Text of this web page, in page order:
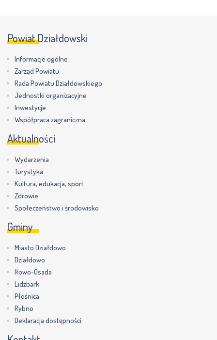
Powiat Działdowski
Informacje ogólne
Zarząd Powiatu
Rada Powiatu Działdowskiego
Jednostki organizacyjne
Inwestycje
Współpraca zagraniczna
Aktualności
Wydarzenia
Turystyka
Kultura, edukacja, sport
Zdrowie
Społeczeństwo i środowisko
Gminy
Miasto Działdowo
Działdowo
Iłowo-Osada
Lidzbark
Płośnica
Rybno
Deklaracja dostępności